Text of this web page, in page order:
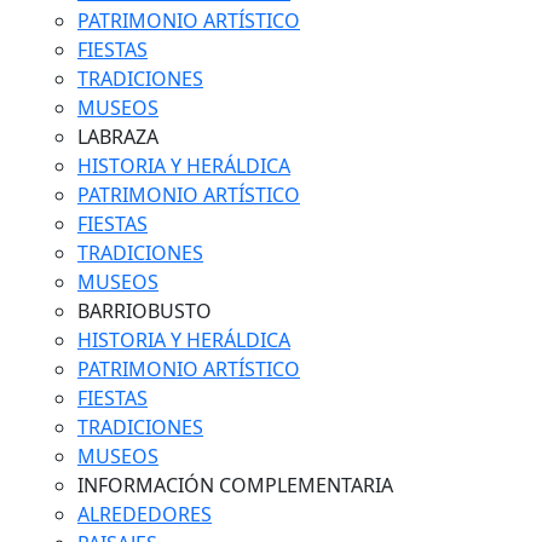
PATRIMONIO ARTÍSTICO
FIESTAS
TRADICIONES
MUSEOS
LABRAZA
HISTORIA Y HERÁLDICA
PATRIMONIO ARTÍSTICO
FIESTAS
TRADICIONES
MUSEOS
BARRIOBUSTO
HISTORIA Y HERÁLDICA
PATRIMONIO ARTÍSTICO
FIESTAS
TRADICIONES
MUSEOS
INFORMACIÓN COMPLEMENTARIA
ALREDEDORES